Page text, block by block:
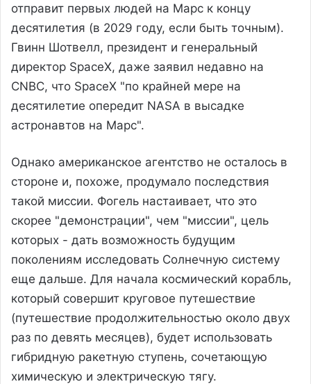
отправит первых людей на Марс к концу
десятилетия (в 2029 году, если быть точным).
Гвинн Шотвелл, президент и генеральный
директор SpaceX, даже заявил недавно на
CNBC, что SpaceX "по крайней мере на
десятилетие опередит NASA в высадке
астронавтов на Марс".
Однако американское агентство не осталось в
стороне и, похоже, продумало последствия
такой миссии. Фогель настаивает, что это
скорее "демонстрации", чем "миссии", цель
которых - дать возможность будущим
поколениям исследовать Солнечную систему
еще дальше. Для начала космический корабль,
который совершит круговое путешествие
(путешествие продолжительностью около двух
раз по девять месяцев), будет использовать
гибридную ракетную ступень, сочетающую
химическую и электрическую тягу.